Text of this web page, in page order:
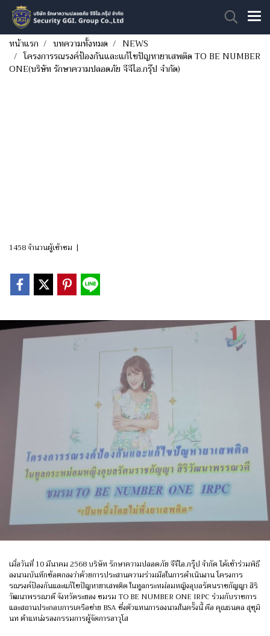
หน้าแรก บทความทั้งหมด
NEWS
โครงการรณรงค์ป้องกันและแก้ไขปัญหายาเสพติด TO BE NUMBER
ONE(บริษัท รักษาความปลอดภัย จีจีไอ.กรุ๊ป จำกัด)
1458 จำนวนผู้เข้าชม |
เมื่อวันที่ 10 มีนาคม 2568 บริษัท รักษาความปลอดภัย จีจีไอ.กรุ๊ป จำกัด ได้เข้าร่วมพิธี
ลงนามบันทึกข้อตกลงว่าด้วยการประสานความร่วมมือในการดำเนินงานโครงการ
รณรงค์ป้องกันและแก้ไขปัญหายาเสพติด ในทูลกระหม่อมหญิงอุบลรัตนราชกัญญา สิริ
วัฒนาพรรณวดี จังหวัดระยอง ชมรม TO BE NUMBER ONE IRPC ร่วมกับราชการ
และสถานประกอบการเครือข่าย BSA ซึ่งตัวแทนการลงนามในครั้งนี้ คือ คุณธนดล สุขุมิ
นท ตำแหน่งรองกรรมการผู้จัดการอาวุโส